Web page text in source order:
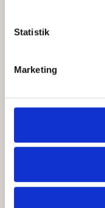
Statistik
Marketing
Hvem er CEPOS
Medarbejdere